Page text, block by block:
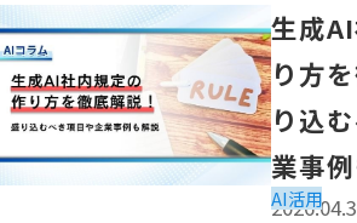
「生成AI社内規定の作り方を徹底解
生成
り方
り込
業事
AI活用